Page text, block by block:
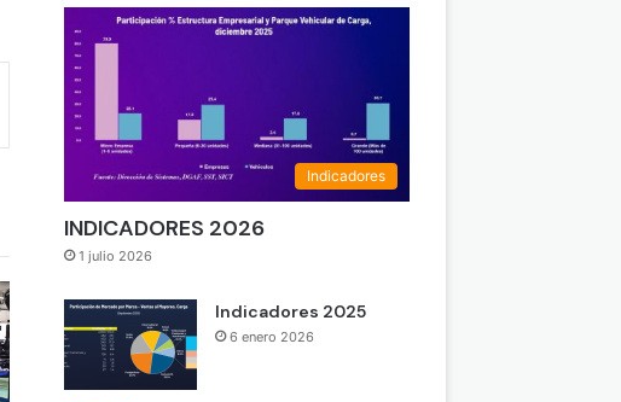
Indicadores
INDICADORES 2026
1 julio 2026
Indicadores 2025
6 enero 2026